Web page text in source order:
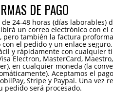
DE PAGO
24-48 horas (días laborables)
un correo electrónico con el
pero también la factura
el pedido y un enlace
y rápidamente con cualquier
Electron, MasterCard,
en cualquier moneda (la
Aceptamos el
Stripe y Paypal. Una vez
pedido será procesado.